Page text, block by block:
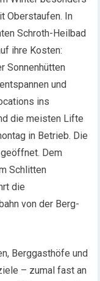
Oberstaufen. In
Schroth-Heilbad
ihre Kosten:
Sonnenhütten
und
ins
die meisten Lifte
in Betrieb. Die
Dem
Schlitten
die
von der Berg-
Berggasthöfe und
– zumal fast an